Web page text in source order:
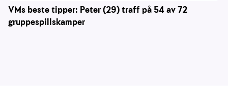
VMs beste tipper: Peter (29) traff på 54 av 72
gruppespillskamper